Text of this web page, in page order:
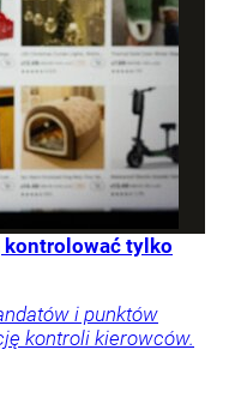
kontrolować tylko
i punktów
kontroli kierowców.